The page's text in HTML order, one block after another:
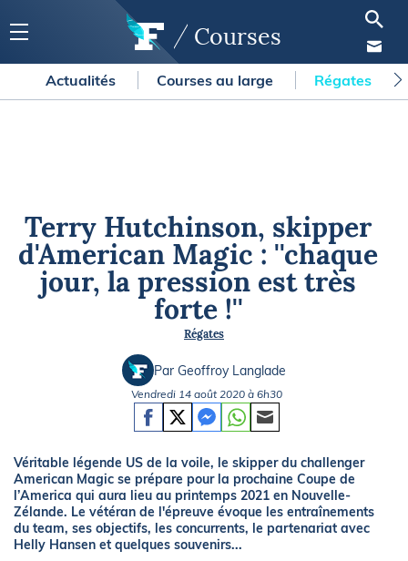
Courses
Actualités Courses au large Régates
Terry Hutchinson, skipper
d'American Magic : ''chaque
jour, la pression est très
forte !''
Régates
Par Geoffroy Langlade
Vendredi 14 août 2020 à 6h30
Véritable légende US de la voile, le skipper du challenger
American Magic se prépare pour la prochaine Coupe de
l’America qui aura lieu au printemps 2021 en Nouvelle-
Zélande. Le vétéran de l'épreuve évoque les entraînements
du team, ses objectifs, les concurrents, le partenariat avec
Helly Hansen et quelques souvenirs...